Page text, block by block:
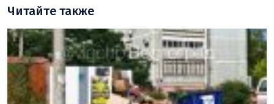
Читайте также